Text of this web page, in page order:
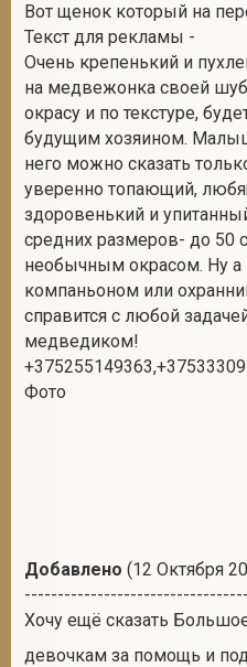
Вот щенок который на
Текст для рекламы -
Очень крепенький и
на медвежонка своей
окрасу и по текстуре,
будущим хозяином.
него можно сказать
уверенно топающий,
здоровенький и
средних размеров- до 50
необычным окрасом. Ну
компаньоном или
справится с любой
медведиком!
Фото
Добавлено (12 Октября
Хочу ещё сказать
девочкам за помощь и